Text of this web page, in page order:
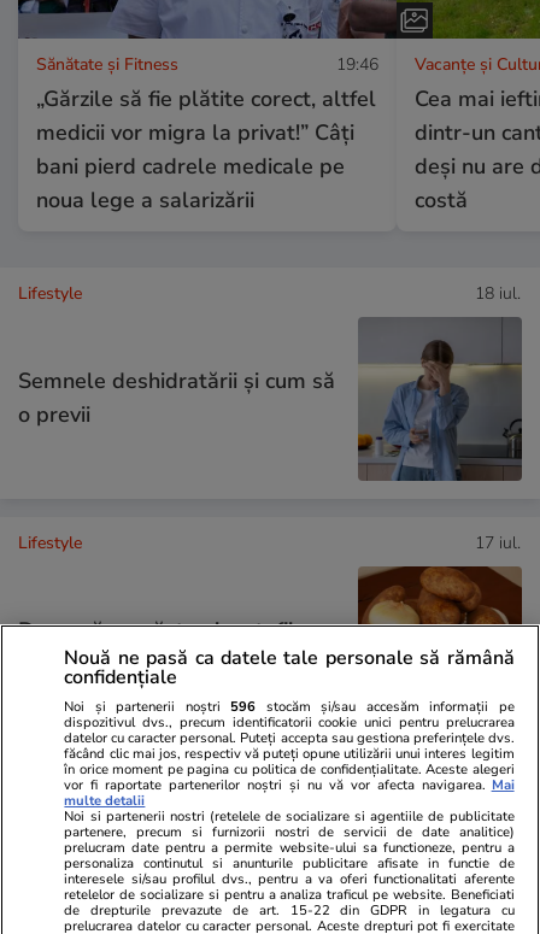
Sănătate și Fitness 19:46
„Gărzile să fie plătite corect, altfel
medicii vor migra la privat!” Câți
bani pierd cadrele medicale pe
noua lege a salarizării
Vacanțe și
Cea mai
dintr-un
deși nu are
costă
Lifestyle 18 iul.
Semnele deshidratării și cum să
o previi
Lifestyle 17 iul.
De ce să nu păstrezi cartofii
lângă ceapă
Lifestyle 14:28
Ce este batch cooking și cum îți
poate simplifica mesele
Nouă ne pasă ca datele tale personale să rămână
confidențiale
Noi și partenerii noștri 596 stocăm și/sau accesăm informații pe
dispozitivul dvs., precum identificatorii cookie unici pentru prelucrarea
datelor cu caracter personal. Puteți accepta sau gestiona preferințele dvs.
făcând clic mai jos, respectiv vă puteți opune utilizării unui interes legitim
în orice moment pe pagina cu politica de confidențialitate. Aceste alegeri
vor fi raportate partenerilor noștri și nu vă vor afecta navigarea. Mai
multe detalii
Noi si partenerii nostri (retelele de socializare si agentiile de publicitate
partenere, precum si furnizorii nostri de servicii de date analitice)
prelucram date pentru a permite website-ului sa functioneze, pentru a
personaliza continutul si anunturile publicitare afisate in functie de
interesele si/sau profilul dvs., pentru a va oferi functionalitati aferente
retelelor de socializare si pentru a analiza traficul pe website. Beneficiati
de drepturile prevazute de art. 15-22 din GDPR in legatura cu
prelucrarea datelor cu caracter personal. Aceste drepturi pot fi exercitate